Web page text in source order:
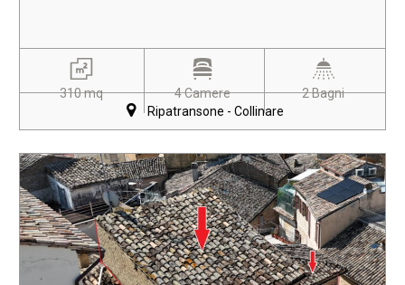
310 mq 4 Camere
2 Bagni
Ripatransone - Collinare